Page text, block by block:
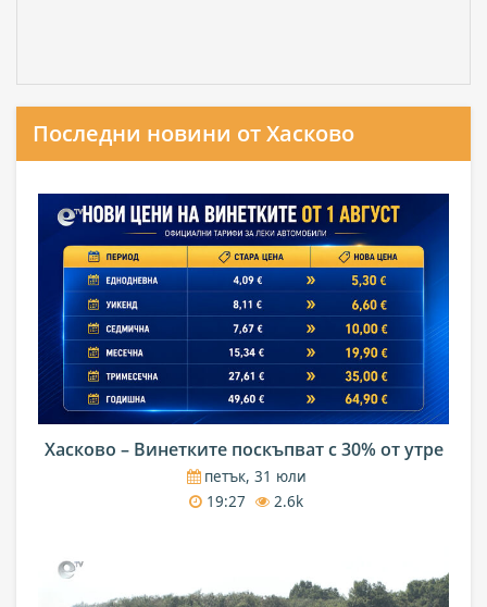
Последни новини от Хасково
Хасково – Винетките поскъпват с 30% от утре
петък, 31 юли
19:27
2.6k